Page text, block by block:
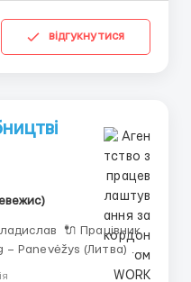
відгукнутися
Працівник
Panevėžys (Литва) 💰
міс ◾️ Виплата